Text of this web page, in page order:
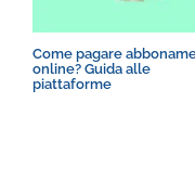
Come pagare
online? Guida alle
piattaforme